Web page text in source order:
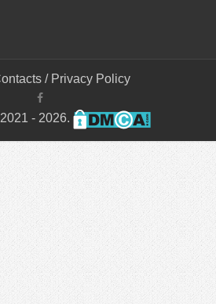
/ Privacy Policy
- 2026.